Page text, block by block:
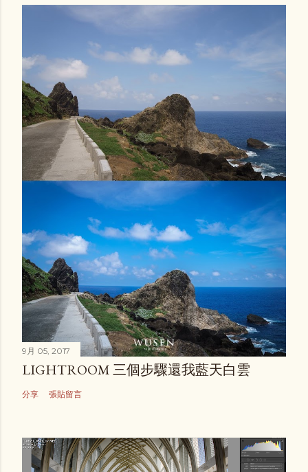
9月 05, 2017
LIGHTROOM 三個步驟還我藍天白雲
分享 張貼留言